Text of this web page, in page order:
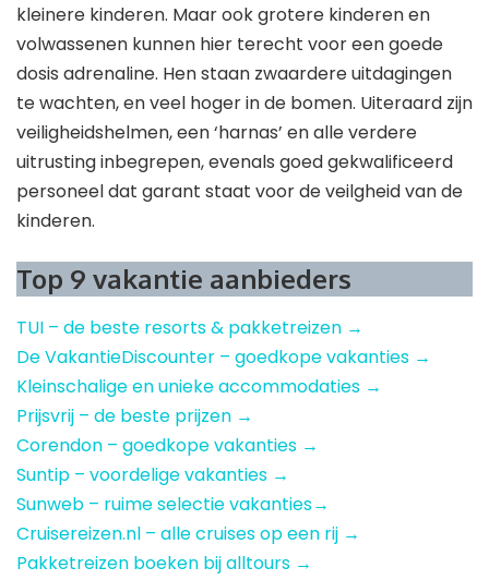
kleinere kinderen. Maar ook grotere kinderen en
volwassenen kunnen hier terecht voor een goede
dosis adrenaline. Hen staan zwaardere uitdagingen
te wachten, en veel hoger in de bomen. Uiteraard zijn
veiligheidshelmen, een ‘harnas’ en alle verdere
uitrusting inbegrepen, evenals goed gekwalificeerd
personeel dat garant staat voor de veilgheid van de
kinderen.
Top 9 vakantie aanbieders
TUI – de beste resorts & pakketreizen →
De VakantieDiscounter – goedkope vakanties →
Kleinschalige en unieke accommodaties →
Prijsvrij – de beste prijzen →
Corendon – goedkope vakanties →
Suntip – voordelige vakanties →
Sunweb – ruime selectie vakanties→
Cruisereizen.nl – alle cruises op een rij →
Pakketreizen boeken bij alltours →